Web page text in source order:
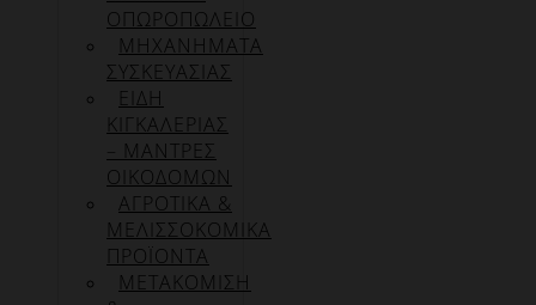
ΟΠΩΡΟΠΩΛΕΙΟ
ΜΗΧΑΝΗΜΑΤΑ
ΣΥΣΚΕΥΑΣΙΑΣ
ΕΙΔΗ
ΚΙΓΚΑΛΕΡΙΑΣ
– ΜΑΝΤΡΕΣ
ΟΙΚΟΔΟΜΩΝ
ΑΓΡΟΤΙΚΑ &
ΜΕΛΙΣΣΟΚΟΜΙΚΑ
ΠΡΟΪΟΝΤΑ
ΜΕΤΑΚΟΜΙΣΗ